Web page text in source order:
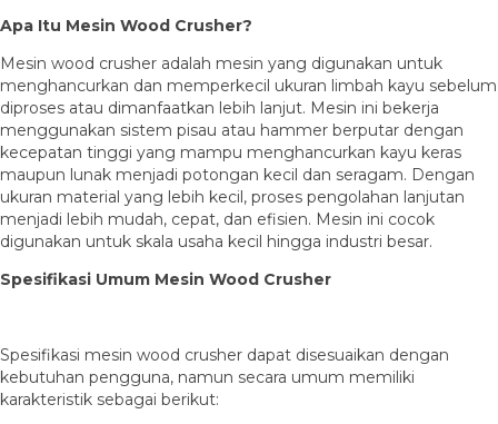
Apa Itu Mesin Wood Crusher?
Mesin wood crusher adalah mesin yang digunakan untuk
menghancurkan dan memperkecil ukuran limbah kayu sebelum
diproses atau dimanfaatkan lebih lanjut. Mesin ini bekerja
menggunakan sistem pisau atau hammer berputar dengan
kecepatan tinggi yang mampu menghancurkan kayu keras
maupun lunak menjadi potongan kecil dan seragam. Dengan
ukuran material yang lebih kecil, proses pengolahan lanjutan
menjadi lebih mudah, cepat, dan efisien. Mesin ini cocok
digunakan untuk skala usaha kecil hingga industri besar.
Spesifikasi Umum Mesin Wood Crusher
Spesifikasi mesin wood crusher dapat disesuaikan dengan
kebutuhan pengguna, namun secara umum memiliki
karakteristik sebagai berikut: